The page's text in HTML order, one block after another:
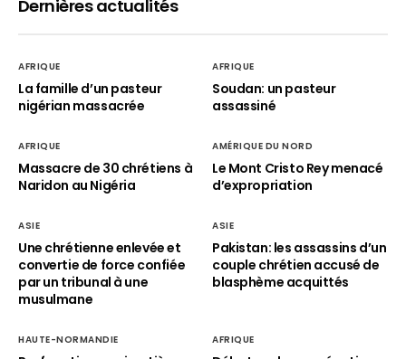
Dernières actualités
AFRIQUE
La famille d’un pasteur
nigérian massacrée
AFRIQUE
Soudan: un pasteur
assassiné
AFRIQUE
Massacre de 30 chrétiens à
Naridon au Nigéria
AMÉRIQUE DU NORD
Le Mont Cristo Rey menacé
d’expropriation
ASIE
Une chrétienne enlevée et
convertie de force confiée
par un tribunal à une
musulmane
ASIE
Pakistan: les assassins d’un
couple chrétien accusé de
blasphème acquittés
HAUTE-NORMANDIE AFRIQUE